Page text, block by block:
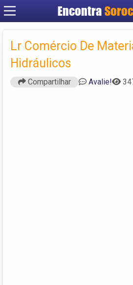
Encontra
Criar
Lr Comércio De
Hidráulicos
Compartilhar Avalie!